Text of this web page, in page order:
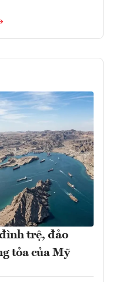
trệ, đảo
tỏa của Mỹ